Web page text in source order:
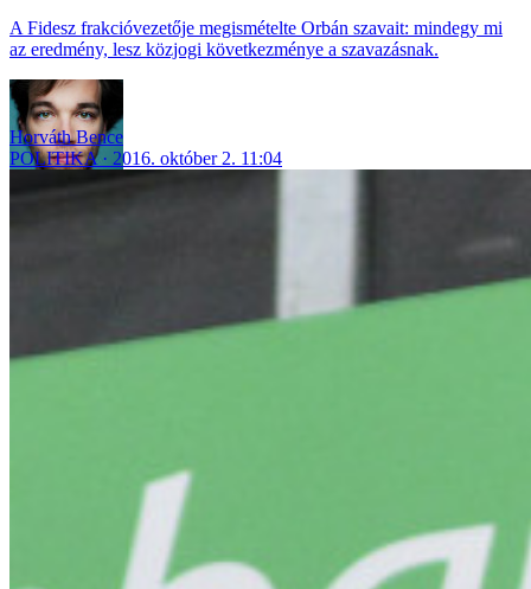
A Fidesz frakcióvezetője megismételte Orbán szavait: mindegy mi
az eredmény, lesz közjogi következménye a szavazásnak.
Horváth Bence
POLITIKA
2016. október 2. 11:04